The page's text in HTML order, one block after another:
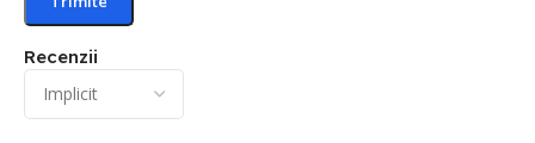
Recenzii